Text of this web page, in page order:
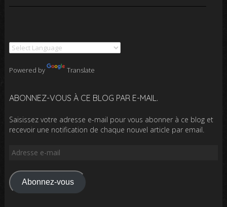
Powered by Translate
ABONNEZ-VOUS À CE BLOG PAR E-MAIL.
Saisissez votre adresse e-mail pour vous abonner à ce blog et
recevoir une notification de chaque nouvel article par email.
Adresse
mail
Abonnez-vous